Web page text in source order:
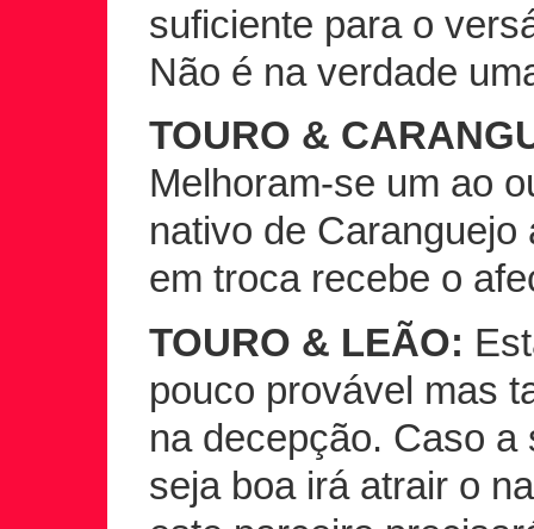
suficiente para o
Não é na verdade
TOURO &
Melhoram-se um ao
nativo de
em troca recebe o
TOURO & LEÃO:
pouco provável mas
na decepção. Caso
seja boa irá atrair o